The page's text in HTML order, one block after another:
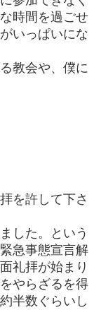
時間を過ごせ
いっぱいにな
教会や、僕に
を許して下さ
した。という
急事態宣言解
礼拝が始まり
やらざるを得
半数ぐらいし